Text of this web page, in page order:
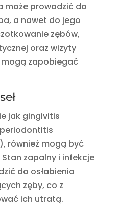
może prowadzić do
a nawet do jego
zębów,
oraz wizyty
zapobiegać
jak gingivitis
również mogą być
zapalny i infekcje
do osłabienia
zęby, co z
ich utratą.